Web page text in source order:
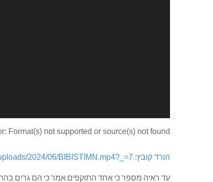
Format(s) not supported or source(s) not found
הורד קובץ: https://kfarnik.co.il/wp-content/uploads/2024/06/BIBISTIMN.mp4?_=7
עד ראיה מספר כי אחד התוקפים אמר כי הם גרים